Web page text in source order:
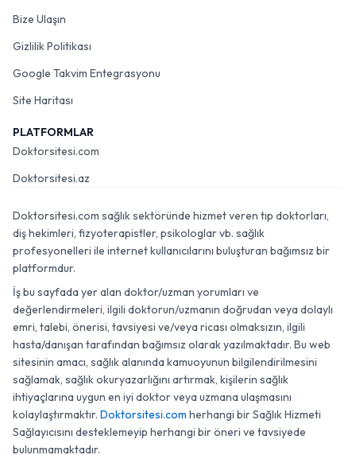
Bize Ulaşın
Gizlilik Politikası
Google Takvim Entegrasyonu
Site Haritası
PLATFORMLAR
Doktorsitesi.com
Doktorsitesi.az
Doktorsitesi.com sağlık sektöründe hizmet veren tıp doktorları,
diş hekimleri, fizyoterapistler, psikologlar vb. sağlık
profesyonelleri ile internet kullanıcılarını buluşturan bağımsız bir
platformdur.
İş bu sayfada yer alan doktor/uzman yorumları ve
değerlendirmeleri, ilgili doktorun/uzmanın doğrudan veya dolaylı
emri, talebi, önerisi, tavsiyesi ve/veya ricası olmaksızın, ilgili
hasta/danışan tarafından bağımsız olarak yazılmaktadır. Bu web
sitesinin amacı, sağlık alanında kamuoyunun bilgilendirilmesini
sağlamak, sağlık okuryazarlığını artırmak, kişilerin sağlık
ihtiyaçlarına uygun en iyi doktor veya uzmana ulaşmasını
kolaylaştırmaktır. Doktorsitesi.com herhangi bir Sağlık Hizmeti
Sağlayıcısını desteklemeyip herhangi bir öneri ve tavsiyede
bulunmamaktadır.